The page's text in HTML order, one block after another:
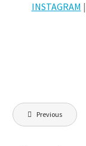
INSTAGRAM |
Navigation
de
Previous